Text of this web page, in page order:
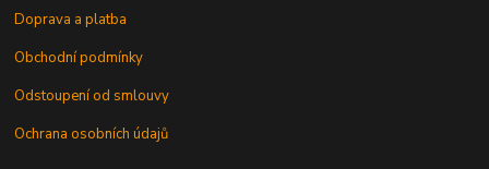
Doprava a platba
Obchodní podmínky
Odstoupení od smlouvy
Ochrana osobních údajů